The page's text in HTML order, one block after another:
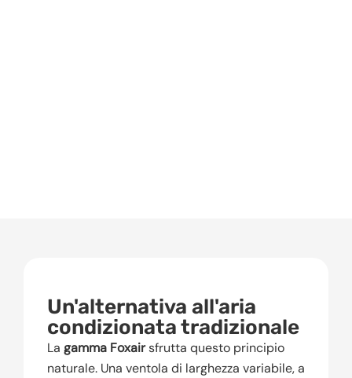
Un'alternativa all'aria
condizionata tradizionale
La gamma Foxairsfrutta questo principio
naturale. Una ventola di larghezza variabile, a